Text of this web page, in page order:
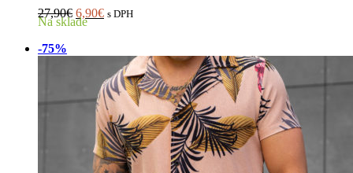
si
stránke
produktu.
27,90€ Pôvodná
cena
27,90€.
6,90€Aktuálna
6,90€.
s DPH
Na sklade
-75%